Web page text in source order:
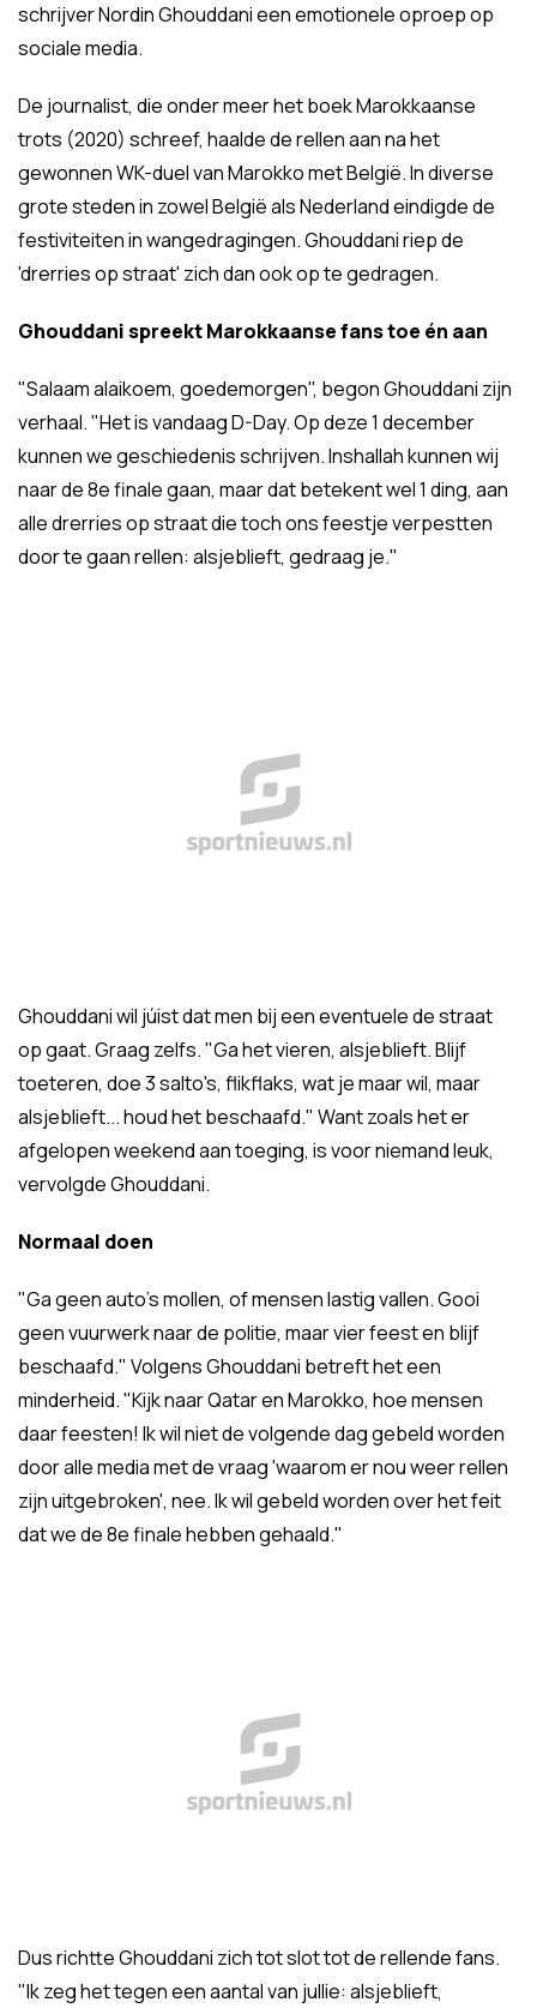
schrijver Nordin Ghouddani een emotionele oproep op
sociale media.
De journalist, die onder meer het boek Marokkaanse
trots (2020) schreef, haalde de rellen aan na het
gewonnen WK-duel van Marokko met België. In diverse
grote steden in zowel België als Nederland eindigde de
festiviteiten in wangedragingen. Ghouddani riep de
'drerries op straat' zich dan ook op te gedragen.
Ghouddani spreekt Marokkaanse fans toe én aan
"Salaam alaikoem, goedemorgen", begon Ghouddani zijn
verhaal. "Het is vandaag D-Day. Op deze 1 december
kunnen we geschiedenis schrijven. Inshallah kunnen wij
naar de 8e finale gaan, maar dat betekent wel 1 ding, aan
alle drerries op straat die toch ons feestje verpestten
door te gaan rellen: alsjeblieft, gedraag je."
Ghouddani wil júist dat men bij een eventuele de straat
op gaat. Graag zelfs. "Ga het vieren, alsjeblieft. Blijf
toeteren, doe 3 salto's, flikflaks, wat je maar wil, maar
alsjeblieft... houd het beschaafd." Want zoals het er
afgelopen weekend aan toeging, is voor niemand leuk,
vervolgde Ghouddani.
Normaal doen
"Ga geen auto's mollen, of mensen lastig vallen. Gooi
geen vuurwerk naar de politie, maar vier feest en blijf
beschaafd." Volgens Ghouddani betreft het een
minderheid. "Kijk naar Qatar en Marokko, hoe mensen
daar feesten! Ik wil niet de volgende dag gebeld worden
door alle media met de vraag 'waarom er nou weer rellen
zijn uitgebroken', nee. Ik wil gebeld worden over het feit
dat we de 8e finale hebben gehaald."
Dus richtte Ghouddani zich tot slot tot de rellende fans.
"Ik zeg het tegen een aantal van jullie: alsjeblieft,